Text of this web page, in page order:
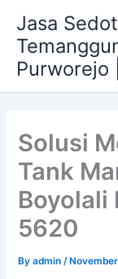
content
Jasa
Purworejo
Solusi
Tank
Boyolali
5620
Byadmin/